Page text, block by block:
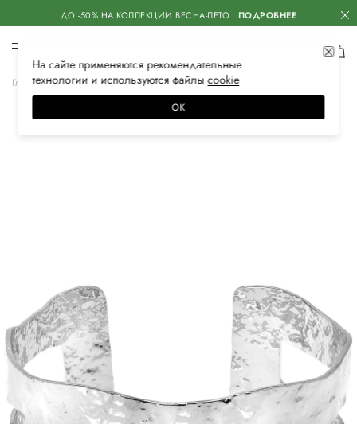
ДО -50% НА КОЛЛЕКЦИИ ВЕСНА-ЛЕТО ПОДРОБНЕЕ
Главная Женская Аксессуары Бижутерия Браслеты
На сайте применяются рекомендательные
технологии и используются файлысооkiе
ОК